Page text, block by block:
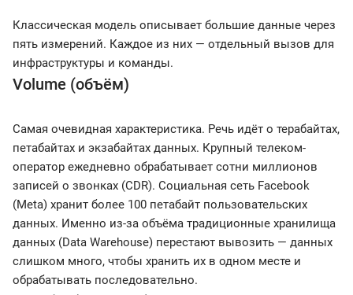
Классическая модель описывает большие данные через
пять измерений. Каждое из них — отдельный вызов для
инфраструктуры и команды.
Volume (объём)
Самая очевидная характеристика. Речь идёт о терабайтах,
петабайтах и экзабайтах данных. Крупный телеком-
оператор ежедневно обрабатывает сотни миллионов
записей о звонках (CDR). Социальная сеть Facebook
(Meta) хранит более 100 петабайт пользовательских
данных. Именно из-за объёма традиционные хранилища
данных (Data Warehouse) перестают вывозить — данных
слишком много, чтобы хранить их в одном месте и
обрабатывать последовательно.